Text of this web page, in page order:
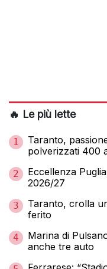
🔥 Le più lette
1
Taranto,
polverizzati 400
2
Eccellenza
2026/27
3
Taranto, crolla
ferito
4
Marina di
anche tre auto